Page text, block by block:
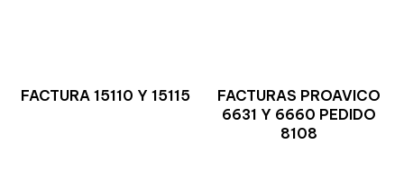
FACTURA 15110 Y 15115
FACTURAS PROAVICO
6631 Y 6660 PEDIDO
8108